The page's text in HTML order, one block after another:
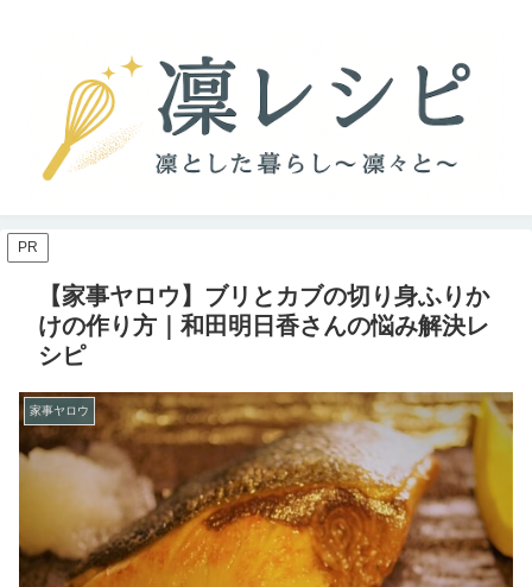
PR
【家事ヤロウ】ブリとカブの切り身ふりか
けの作り方｜和田明日香さんの悩み解決レ
シピ
家事ヤロウ